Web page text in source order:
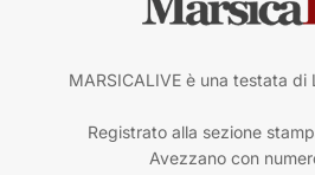
MARSICALIVE è una testata di
Registrato alla sezione
Avezzano con